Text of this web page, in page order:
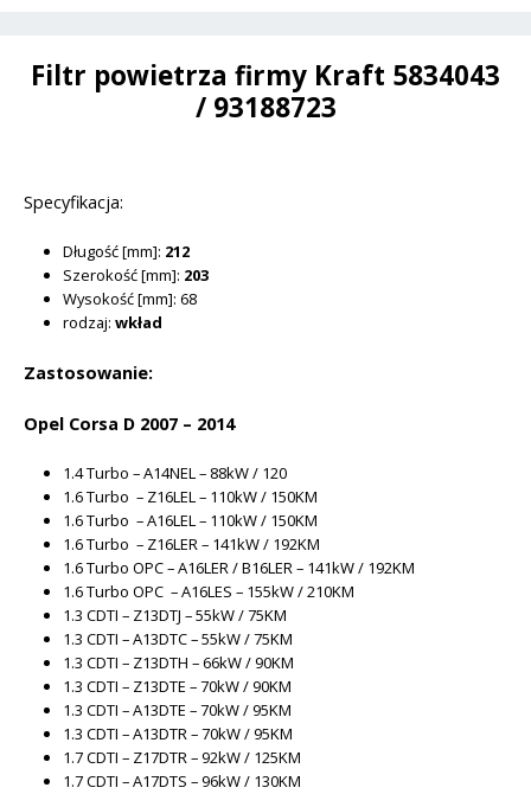
93188723
Filtr powietrza firmy Kraft 5834043
/ 93188723
Specyfikacja:
Długość [mm]: 212
Szerokość [mm]: 203
Wysokość [mm]: 68
rodzaj:wkład
Zastosowanie:
Opel Corsa D 2007 – 2014
1.4 Turbo – A14NEL – 88kW / 120
1.6 Turbo – Z16LEL – 110kW / 150KM
1.6 Turbo – A16LEL – 110kW / 150KM
1.6 Turbo – Z16LER – 141kW / 192KM
1.6 Turbo OPC – A16LER / B16LER – 141kW / 192KM
1.6 Turbo OPC – A16LES – 155kW / 210KM
1.3 CDTI – Z13DTJ – 55kW / 75KM
1.3 CDTI – A13DTC – 55kW / 75KM
1.3 CDTI – Z13DTH – 66kW / 90KM
1.3 CDTI – Z13DTE – 70kW / 90KM
1.3 CDTI – A13DTE – 70kW / 95KM
1.3 CDTI – A13DTR – 70kW / 95KM
1.7 CDTI – Z17DTR – 92kW / 125KM
1.7 CDTI – A17DTS – 96kW / 130KM